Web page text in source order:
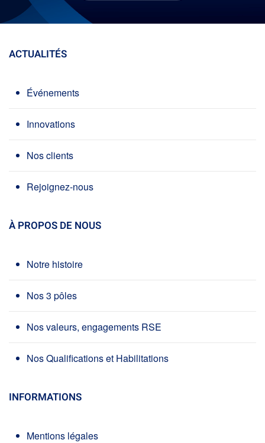
ACTUALITÉS
Événements
Innovations
Nos clients
Rejoignez-nous
À PROPOS DE NOUS
Notre histoire
Nos 3 pôles
Nos valeurs, engagements RSE
Nos Qualifications et Habilitations
INFORMATIONS
Mentions légales